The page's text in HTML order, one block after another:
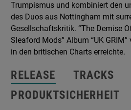
Trumpismus und kombiniert den
des Duos aus Nottingham mit
Gesellschaftskritik. “The Demise
Sleaford Mods” Album “UK
in den britischen Charts erreichte.
RELEASE
TRACKS
PRODUKTSICHERHEIT